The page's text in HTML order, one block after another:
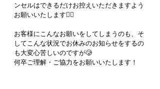
ンセルはできるだけお控えいただきますよう
お願いいたします🙇‍♀️
お客様にこんなお願いをしてしまうのも、そ
してこんな状況でお休みのお知らせをするの
も大変心苦しいのですが🥲
何卒ご理解・ご協力をお願いいたします！